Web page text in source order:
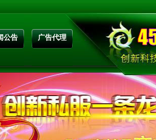
公告 广告代理